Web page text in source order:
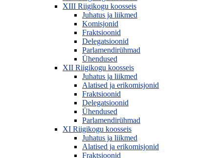
XIII Riigikogu koosseis
Juhatus ja liikmed
Komisjonid
Fraktsioonid
Delegatsioonid
Parlamendirühmad
Ühendused
XII Riigikogu koosseis
Juhatus ja liikmed
Alatised ja erikomisjonid
Fraktsioonid
Delegatsioonid
Ühendused
Parlamendirühmad
XI Riigikogu koosseis
Juhatus ja liikmed
Alatised ja erikomisjonid
Fraktsioonid